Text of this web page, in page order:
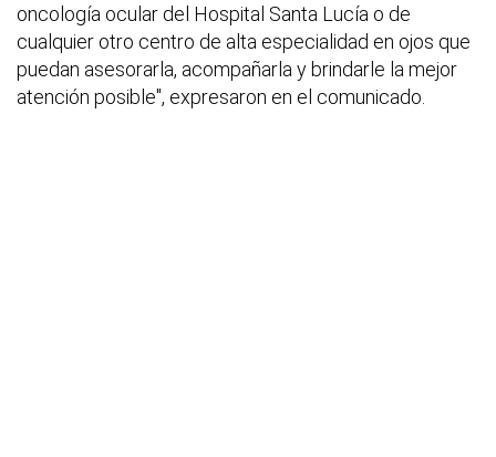
oncología ocular del Hospital Santa Lucía o de
cualquier otro centro de alta especialidad en ojos que
puedan asesorarla, acompañarla y brindarle la mejor
atención posible", expresaron en el comunicado.